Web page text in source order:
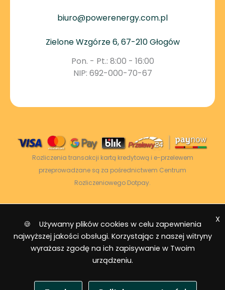
biuro@powerenergy.com.pl
Zielone Wzgórze 6, 67-210 Głogów
Pon. - Pt.: 8:00 - 16:00
NIP: 692-000-70-67
Rozliczenia transakcji kartą kredytową i e-przelewem
przeprowadzane są za pośrednictwem Centrum
Rozliczeniowego Dotpay.
2026 © Power Energy -
Wszelkie prawa
zastrzeżone
|Mapa strony
🍪 Używamy plików cookies w celu zapewnienia
najwyższej jakości obsługi. Korzystając z naszej witryny
wyrażasz zgodę na ich zapisywanie w Twoim
urządzeniu.
X